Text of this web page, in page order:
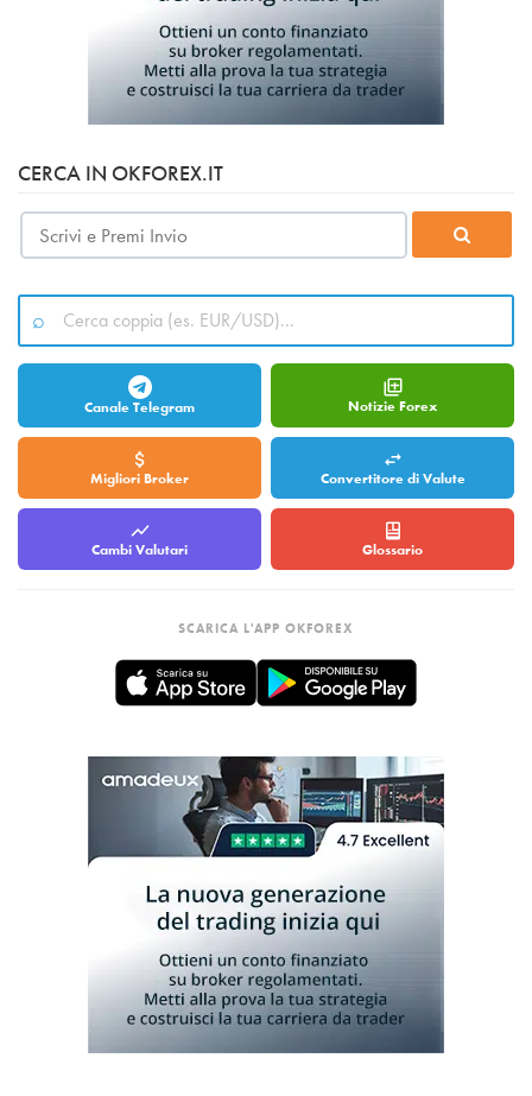
CERCA IN OKFOREX.IT
Canale Telegram Notizie Forex
Migliori Broker Convertitore di Valute
Cambi Valutari Glossario
SCARICA L'APP OKFOREX